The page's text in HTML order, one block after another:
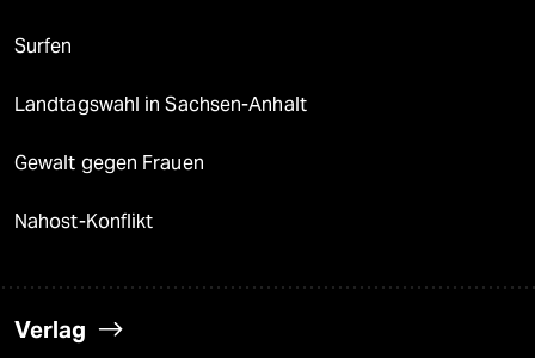
Surfen
Landtagswahl in Sachsen-Anhalt
Gewalt gegen Frauen
Nahost-Konflikt
Verlag